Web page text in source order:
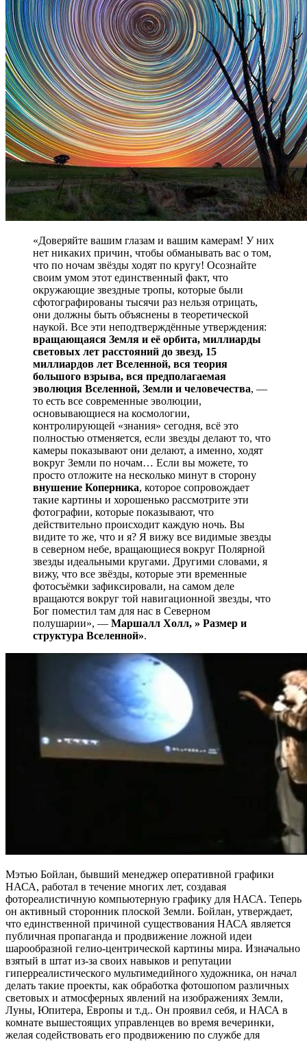
«Доверяйте вашим глазам и вашим камерам! У них
нет никаких причин, чтобы обманывать вас о том,
что по ночам звёзды ходят по кругу! Осознайте
своим умом этот единственный факт, что
окружающие звездные тропы, которые были
сфотографированы тысячи раз нельзя отрицать,
они должны быть объяснены в теоретической
наукой. Все эти неподтверждённые утверждения:
вращающаяся Земля и её орбита, миллиарды
световых лет расстояний до звезд, 15
миллиардов лет Вселенной, вся теория
большого взрыва, вся предполагаемая
эволюция Вселенной, Земли и человечества, —
то есть все современные эволюции,
основывающиеся на космологии,
контролирующей «знания» сегодня, всё это
полностью отменяется, если звезды делают то, что
камеры показывают они делают, а именно, ходят
вокруг Земли по ночам… Если вы можете, то
просто отложите на несколько минут в сторону
внушение Коперника, которое сопровождает
такие картины и хорошенько рассмотрите эти
фотографии, которые показывают, что
действительно происходит каждую ночь. Вы
видите то же, что и я? Я вижу все видимые звезды
в северном небе, вращающиеся вокруг Полярной
звезды идеальными кругами. Другими словами, я
вижу, что все звёзды, которые эти временные
фотосъёмки зафиксировали, на самом деле
вращаются вокруг той навигационной звезды, что
Бог поместил там для нас в Северном
полушарии», — Маршалл Холл, » Размер и
структура Вселенной».
Мэтью Бойлан, бывший менеджер оперативной графики
НАСА, работал в течение многих лет, создавая
фотореалистичную компьютерную графику для НАСА. Теперь
он активный сторонник плоской Земли. Бойлан, утверждает,
что единственной причиной существования НАСА является
публичная пропаганда и продвижение ложной идеи
шарообразной гелио-центрической картины мира. Изначально
взятый в штат из-за своих навыков и репутации
гиперреалистического мультимедийного художника, он начал
делать такие проекты, как обработка фотошопом различных
световых и атмосферных явлений на изображениях Земли,
Луны, Юпитера, Европы и т.д.. Он проявил себя, и НАСА в
комнате вышестоящих управленцев во время вечеринки,
желая содействовать его продвижению по службе для